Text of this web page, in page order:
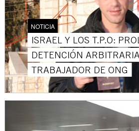
NOTICIA
ISRAEL Y LOS T.P.O:
DETENCIÓN
TRABAJADOR DE ONG